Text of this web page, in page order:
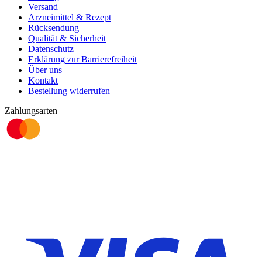
Versand
Arzneimittel & Rezept
Rücksendung
Qualität & Sicherheit
Datenschutz
Erklärung zur Barrierefreiheit
Über uns
Kontakt
Bestellung widerrufen
Zahlungsarten